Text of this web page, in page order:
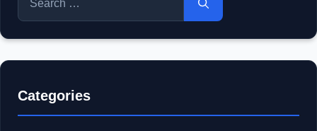
for:
Categories